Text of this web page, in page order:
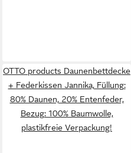
OTTO products Daunenbettdecke
+ Federkissen Jannika, Füllung:
80% Daunen, 20% Entenfeder,
Bezug: 100% Baumwolle,
plastikfreie Verpackung!